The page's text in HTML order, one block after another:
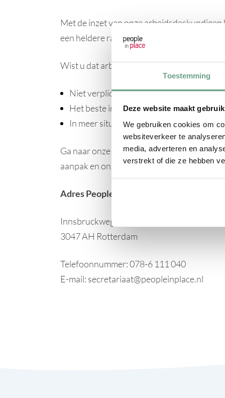
Toestemming
Deze website maakt
We gebruiken cookies om
websiteverkeer te
media, adverteren en
verstrekt of die ze hebben
Met de inzet van onze
een heldere rapportage.
Wist u dat arbeidsdeskundig onderzoek:
Niet verplicht is, maar wel onmisbaar;
Het beste in een zo vroeg mogelijk
In meer situaties kan worden toegepast,
Ga naar onze
informatiepagina
aanpak en onze arbeidsdeskundigen.
Adres People in Place Rotterdam
Innsbruckweg 144
3047 AH Rotterdam
Telefoonnummer: 078-6 111 040
E-mail: secretariaat@peopleinplace.nl